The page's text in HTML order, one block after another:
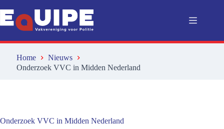
naar
de
inhoud
Home
Nieuws
Onderzoek VVC in Midden Nederland
Onderzoek VVC in Midden Nederland